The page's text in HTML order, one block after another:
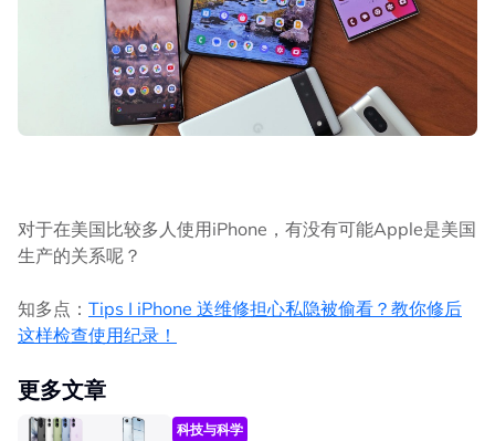
对于在美国比较多人使用iPhone，有没有可能Apple是美国
生产的关系呢？
知多点： Tips I iPhone 送维修担心私隐被偷看？教你修后
这样检查使用纪录！
更多文章
科技与科学